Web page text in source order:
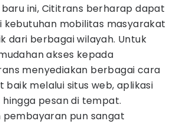
ini, Cititrans berharap dapat
kebutuhan mobilitas masyarakat
dari berbagai wilayah. Untuk
akses kepada
menyediakan berbagai cara
baik melalui situs web, aplikasi
pesan di tempat.
pembayaran pun sangat